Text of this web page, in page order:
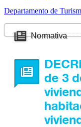
Departamento de
Normativa
de 3